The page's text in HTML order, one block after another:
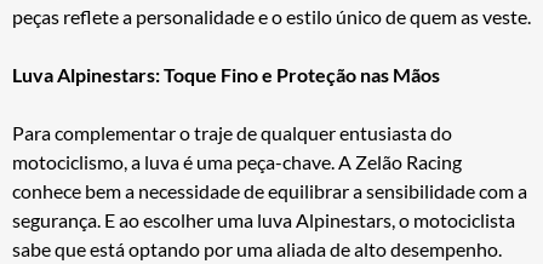
peças reflete a personalidade e o estilo único de quem as veste.
Luva Alpinestars: Toque Fino e Proteção nas Mãos
Para complementar o traje de qualquer entusiasta do
motociclismo, a luva é uma peça-chave. A Zelão Racing
conhece bem a necessidade de equilibrar a sensibilidade com a
segurança. E ao escolher uma luva Alpinestars, o motociclista
sabe que está optando por uma aliada de alto desempenho.